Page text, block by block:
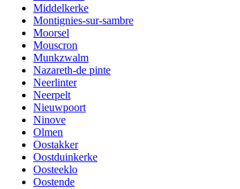
Middelkerke
Montignies-sur-sambre
Moorsel
Mouscron
Munkzwalm
Nazareth-de pinte
Neerlinter
Neerpelt
Nieuwpoort
Ninove
Olmen
Oostakker
Oostduinkerke
Oosteeklo
Oostende